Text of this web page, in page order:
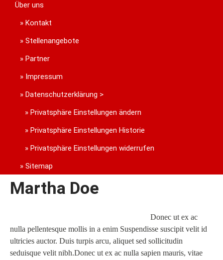
Über uns
Kontakt
Stellenangebote
Partner
Impressum
Datenschutzerklärung >
Privatsphäre Einstellungen ändern
Privatsphäre Einstellungen Historie
Privatsphäre Einstellungen widerrufen
Sitemap
Martha Doe
Donec ut ex ac
nulla pellentesque mollis in a enim Suspendisse suscipit velit id
ultricies auctor. Duis turpis arcu, aliquet sed sollicitudin
seduisque velit nibh.Donec ut ex ac nulla sapien mauris, vitae